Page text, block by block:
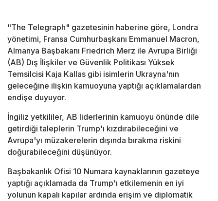
"The Telegraph" gazetesinin haberine göre, Londra
yönetimi, Fransa Cumhurbaşkanı Emmanuel Macron,
Almanya Başbakanı Friedrich Merz ile Avrupa Birliği
(AB) Dış İlişkiler ve Güvenlik Politikası Yüksek
Temsilcisi Kaja Kallas gibi isimlerin Ukrayna'nın
geleceğine ilişkin kamuoyuna yaptığı açıklamalardan
endişe duyuyor.
İngiliz yetkililer, AB liderlerinin kamuoyu önünde dile
getirdiği taleplerin Trump'ı kızdırabileceğini ve
Avrupa'yı müzakerelerin dışında bırakma riskini
doğurabileceğini düşünüyor.
Başbakanlık Ofisi 10 Numara kaynaklarının gazeteye
yaptığı açıklamada da Trump'ı etkilemenin en iyi
yolunun kapalı kapılar ardında erişim ve diplomatik